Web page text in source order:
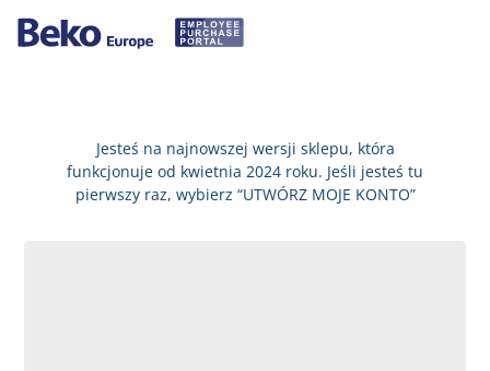
Jesteś na najnowszej wersji sklepu, która
funkcjonuje od kwietnia 2024 roku. Jeśli jesteś tu
pierwszy raz, wybierz “UTWÓRZ MOJE KONTO”